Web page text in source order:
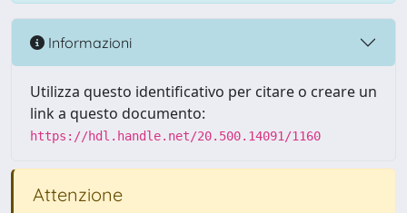
Informazioni
Utilizza questo identificativo per citare o creare un
link a questo documento:
https://hdl.handle.net/20.500.14091/1160
Attenzione